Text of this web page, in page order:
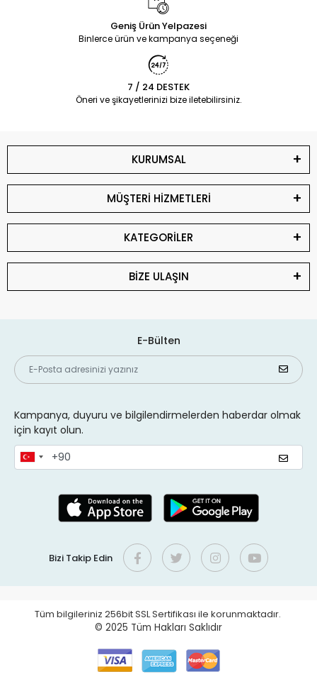
Geniş Ürün Yelpazesi
Binlerce ürün ve kampanya seçeneği
7 / 24 DESTEK
Öneri ve şikayetlerinizi bize iletebilirsiniz.
KURUMSAL
MÜŞTERİ HİZMETLERİ
KATEGORİLER
BİZE ULAŞIN
E-Bülten
Kampanya, duyuru ve bilgilendirmelerden haberdar olmak
için kayıt olun.
Bizi Takip Edin
Tüm bilgileriniz 256bit SSL Sertifikası ile korunmaktadır.
© 2025 Tüm Hakları Saklıdır